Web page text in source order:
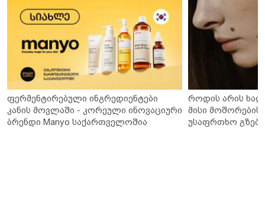
ფერმენტირებული ინგრედიენტები
კანის მოვლაში - კორეული ინოვაციური
ბრენდი Manyo საქართველოშია
როდის არის
მისი მოშორების
უსაფრთხო გზები